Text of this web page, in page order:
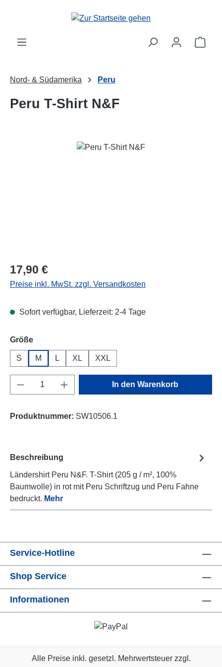
Zum Hauptinhalt springen
Nord- & Südamerika Peru
Peru T-Shirt N&F
Bildergalerie überspringen
Regulärer Preis:
17,90 €
Preise inkl. MwSt. zzgl. Versandkosten
Sofort verfügbar, Lieferzeit: 2-4 Tage
Größeauswählen
S M L XL XXL
Produkt Anzahl: Gib den gewünschten
In den Warenkorb
Produktnummer: SW10506.1
Beschreibung
Ländershirt Peru N&F. T-Shirt (205 g / m², 100%
Baumwolle) in rot mit Peru Schriftzug und Peru Fahne
bedruckt. Mehr
Service-Hotline
Shop Service
Informationen
Alle Preise inkl. gesetzl. Mehrwertsteuer zzgl.